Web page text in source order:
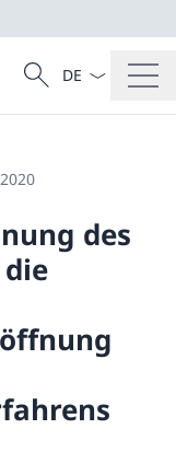
Suche
Suche
Sprach
des